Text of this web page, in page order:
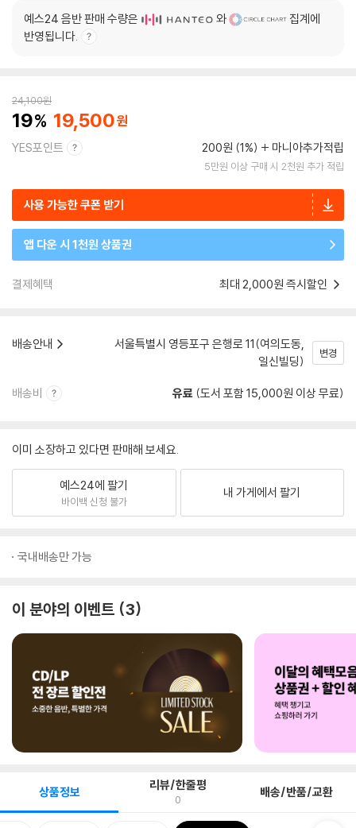
예스24 음반 판매 수량은 와
집계에
반영됩니다.
24,100원
19 19,500
YES포인트 200원 (1%) 마니아추가적립
5만원 이상 구매 시 2천원 추가 적립
사용 가능한 쿠폰 받기
앱 다운 시 1천원 상품권
결제혜택 최대 2,000원 즉시할인
배송안내
서울특별시 영등포구 은행로 11(여의도동,
일신빌딩)
변경
배송비 유료 (도서 포함 15,000원 이상 무료)
이미 소장하고 있다면 판매해 보세요.
예스24에 팔기
바이백 신청 불가
내 가게에서 팔기
국내배송만 가능
이 분야의 이벤트 3
상품정보 리뷰/한줄평
0 배송/반품/교환